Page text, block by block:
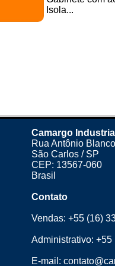
Isola...
Camargo
Rua Antônio
São Carlos / SP
CEP: 13567-060
Brasil
Contato
Vendas:+55 (16)
Administrativo:+55
E-mail: